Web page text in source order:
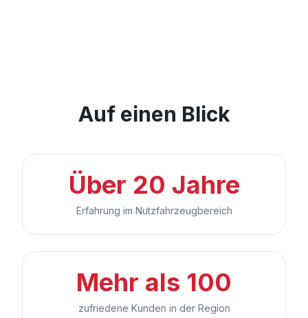
Auf einen Blick
Über 20 Jahre
Erfahrung im Nutzfahrzeugbereich
Mehr als 100
zufriedene Kunden in der Region